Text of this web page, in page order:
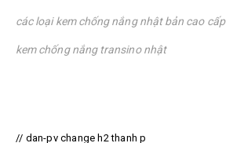
các loại kem chống nắng nhật bản cao cấp
kem chống nắng transino nhật
// dan-pv change h2 thanh p